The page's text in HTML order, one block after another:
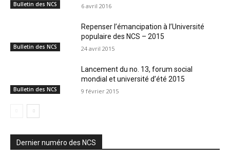
Bulletin des NCS 6 avril 2016
Bulletin des NCS
Repenser l’émancipation à l’Université
populaire des NCS – 2015
24 avril 2015
Bulletin des NCS
Lancement du no. 13, forum social
mondial et université d’été 2015
9 février 2015
Dernier numéro des NCS